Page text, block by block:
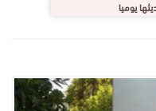
يوميا